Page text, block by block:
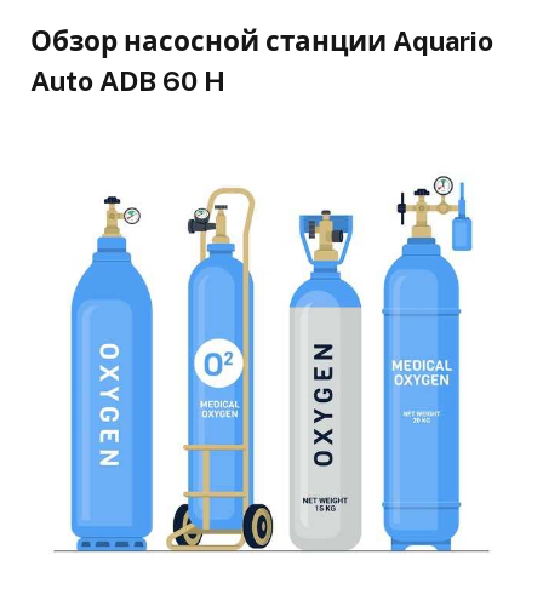
Обзор насосной станции Aquario
Auto ADB 60 H